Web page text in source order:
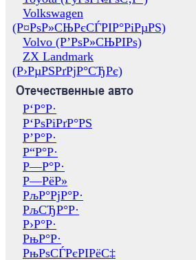
Volkswagen
(Р¤РѕР»СЊРєСЃРІР°РіРµРЅ)
Volvo (Р’РѕР»СЊРІРѕ)
ZX Landmark
(Р›РµРЅРґРјР°СЂРє)
Отечественные авто
Р‘Р°Р·
Р‘РѕРіРґР°РЅ
Р’Р°Р·
Р“Р°Р·
Р—Р°Р·
Р—РёР»
РљР°РјР°Р·
РљСЂР°Р·
Р›Р°Р·
РњР°Р·
РњРѕСЃРєРІРёС‡